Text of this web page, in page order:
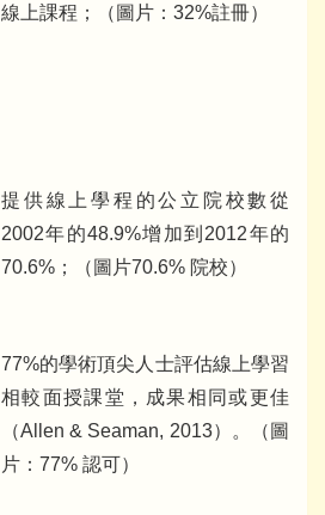
線上課程；（圖片：32%註冊）
提供線上學程的公立院校數從
2002年的48.9%增加到2012年的
70.6%；（圖片70.6% 院校）
77%的學術頂尖人士評估線上學習
相較面授課堂，成果相同或更佳
（Allen & Seaman, 2013）。（圖
片：77% 認可）